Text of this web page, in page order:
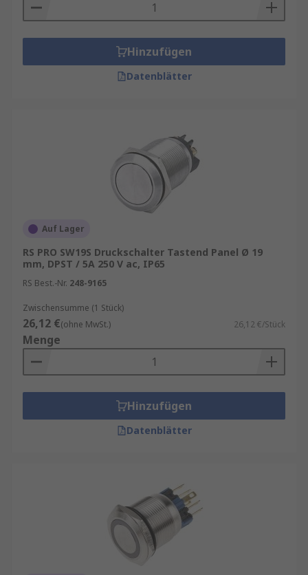
Hinzufügen
Datenblätter
Auf Lager
RS PRO SW19S Druckschalter Tastend Panel Ø 19
mm, DPST / 5A 250 V ac, IP65
RS Best.-Nr. 248-9165
Zwischensumme (1 Stück)
26,12 €(ohne MwSt.) 26,12 €/Stück
Menge
Hinzufügen
Datenblätter